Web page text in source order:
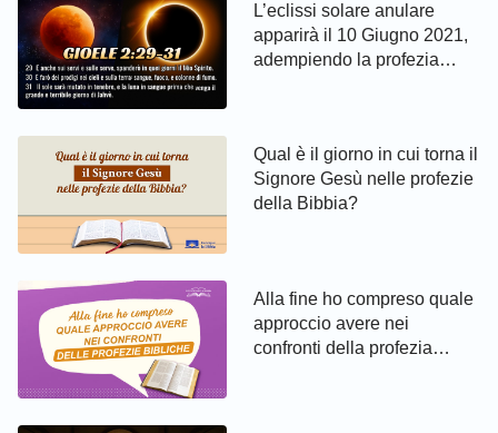
L’eclissi solare anulare
apparirà il 10 Giugno 2021,
adempiendo la profezia
Qual è il giorno in cui torna il
Signore Gesù nelle profezie
della Bibbia?
Alla fine ho compreso quale
approccio avere nei
confronti della profezia